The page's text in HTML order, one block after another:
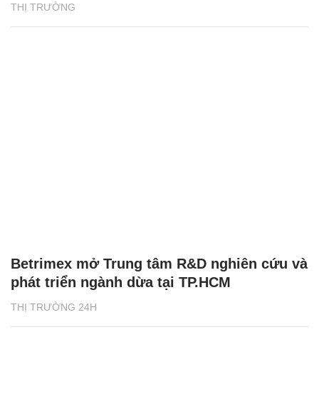
THỊ TRƯỜNG
THỊ TRƯỜNG 24H
Betrimex mở Trung tâm R&D nghiên cứu và
phát triển ngành dừa tại TP.HCM